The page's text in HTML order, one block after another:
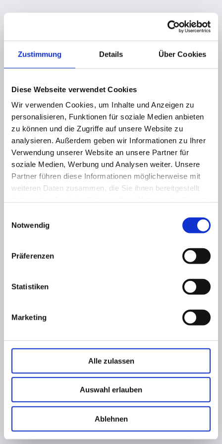
Zustimmung Details Über Cookies
Diese Webseite verwendet Cookies
Wir verwenden Cookies, um Inhalte und Anzeigen zu
personalisieren, Funktionen für soziale Medien anbieten
zu können und die Zugriffe auf unsere Website zu
analysieren. Außerdem geben wir Informationen zu Ihrer
Verwendung unserer Website an unsere Partner für
soziale Medien, Werbung und Analysen weiter. Unsere
Partner führen diese Informationen möglicherweise mit
weiteren Daten zusammen, die Sie ihnen bereitgestellt
Notwendig
Präferenzen
Statistiken
Marketing
Alle zulassen
Auswahl erlauben
Ablehnen